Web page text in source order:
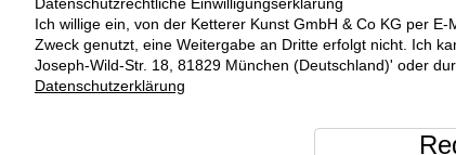
Datenschutzrechtliche Einwilligungserklärung
Ich willige ein, von der Ketterer Kunst GmbH & Co KG per
Zweck genutzt, eine Weitergabe an Dritte erfolgt nicht. Ich
Joseph-Wild-Str. 18, 81829 München (Deutschland)' oder
Datenschutzerklärung